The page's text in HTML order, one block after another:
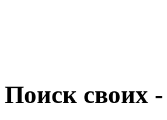
Поиск своих